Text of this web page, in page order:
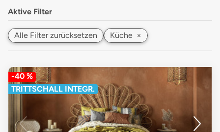
Aktive Filter
Alle Filter zurücksetzen Küche ×
-40 %
TRITTSCHALL INTEGR.